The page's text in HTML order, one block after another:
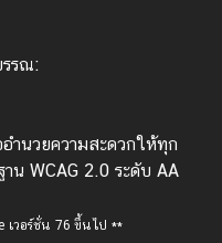
รรณ:
ำนวยความสะดวกให้ทุก
น WCAG 2.0 ระดับ AA
เวอร์ชั่น 76 ขึ้นไป **